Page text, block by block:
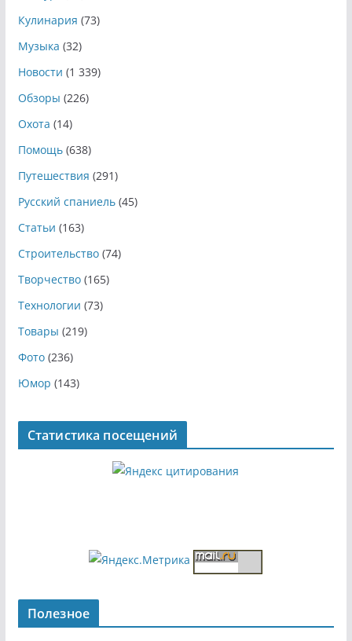
Кулинария (73)
Музыка (32)
Новости (1 339)
Обзоры (226)
Охота (14)
Помощь(638)
Путешествия (291)
Русский спаниель(45)
Статьи (163)
Строительство(74)
Творчество(165)
Технологии (73)
Товары (219)
Фото(236)
Юмор (143)
Статистика посещений
Полезное